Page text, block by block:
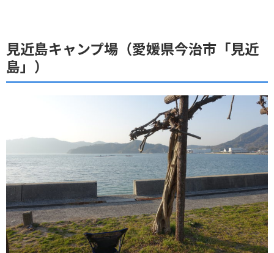
見近島キャンプ場（愛媛県今治市「見近
島」）